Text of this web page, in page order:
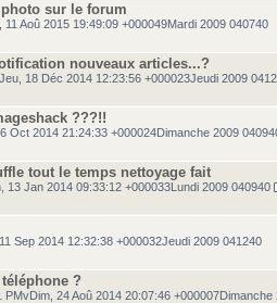
sur le forum
11 Aoû 2015 19:49:09 +000049Mardi 2009 040740
nouveaux articles...?
18 Déc 2014 12:23:56 +000023Jeudi 2009
???!!
Oct 2014 21:24:33 +000024Dimanche 2009
tout le temps nettoyage fait
13 Jan 2014 09:33:12 +000033Lundi 2009 040940
Sep 2014 12:32:38 +000032Jeudi 2009 041240
?
PMvDim, 24 Aoû 2014 20:07:46 +000007Dimanche